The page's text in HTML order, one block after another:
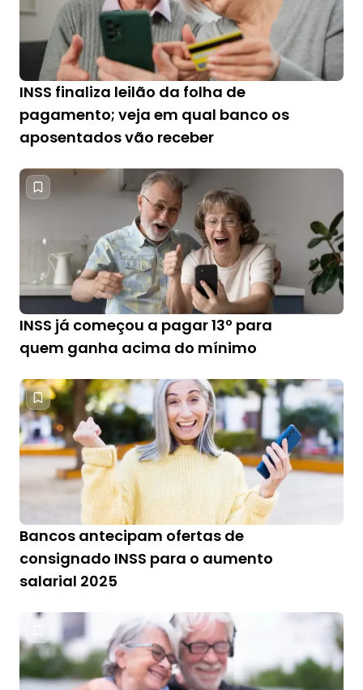
INSS finaliza leilão da folha de
pagamento; veja em qual banco os
aposentados vão receber
INSS já começou a pagar 13º para
quem ganha acima do mínimo
Bancos antecipam ofertas de
consignado INSS para o aumento
salarial 2025